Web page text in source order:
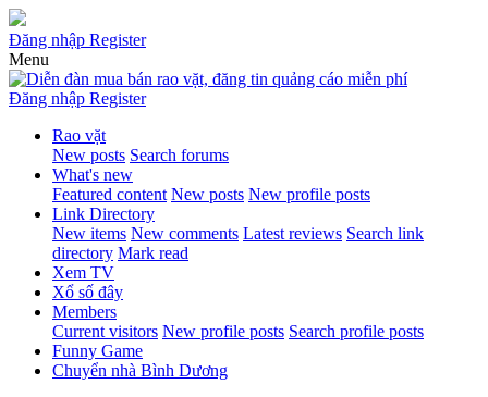
Đăng nhập Register
Menu
Đăng nhập Register
Rao vặt
New posts Search forums
What's new
Featured content New posts New profile posts
Link Directory
New items New comments Latest reviews Search link
directory Mark read
Xem TV
Xổ số đây
Members
Current visitors New profile posts Search profile posts
Funny Game
Chuyển nhà Bình Dương